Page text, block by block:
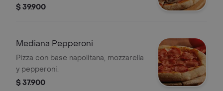
champiñones. 6 porciones.
$ 39.900
Mediana Pepperoni
Pizza con base napolitana, mozzarella
y pepperoni.
$ 37.900